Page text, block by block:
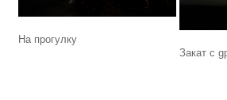
На прогулку
Закат с